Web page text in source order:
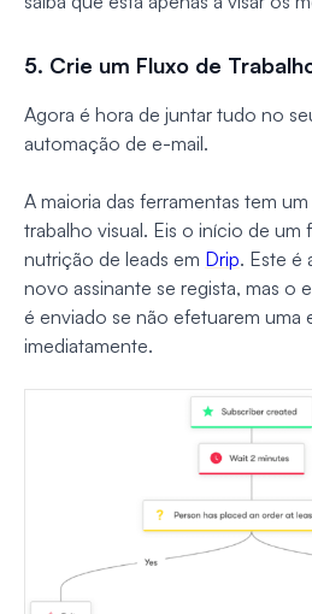
5. Crie um Fluxo de
Agora é hora de juntar tudo no
automação de e-mail.
A maioria das ferramentas tem
trabalho visual. Eis o início de um
nutrição de leads em Drip. Este é
novo assinante se regista, mas o
é enviado se não efetuarem uma
imediatamente.